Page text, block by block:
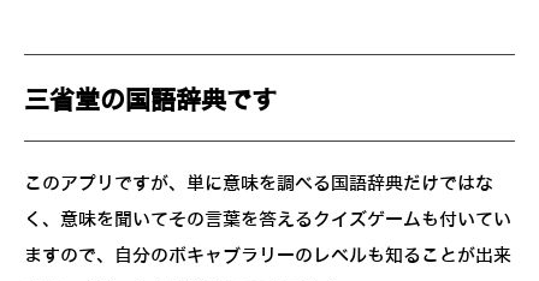
三省堂の国語辞典です
このアプリですが、単に意味を調べる国語辞典だけではな
く、意味を聞いてその言葉を答えるクイズゲームも付いてい
ますので、自分のボキャブラリーのレベルも知ることが出来